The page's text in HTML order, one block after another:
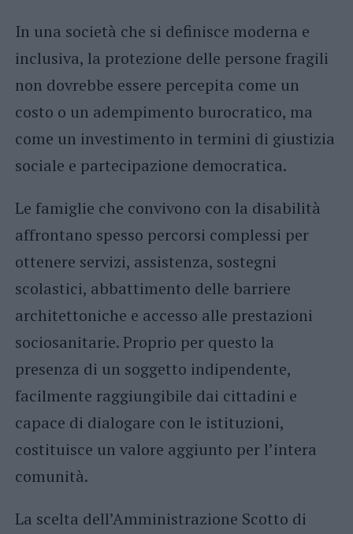
In una società che si definisce moderna e
inclusiva, la protezione delle persone fragili
non dovrebbe essere percepita come un
costo o un adempimento burocratico, ma
come un investimento in termini di giustizia
sociale e partecipazione democratica.
Le famiglie che convivono con la disabilità
affrontano spesso percorsi complessi per
ottenere servizi, assistenza, sostegni
scolastici, abbattimento delle barriere
architettoniche e accesso alle prestazioni
sociosanitarie. Proprio per questo la
presenza di un soggetto indipendente,
facilmente raggiungibile dai cittadini e
capace di dialogare con le istituzioni,
costituisce un valore aggiunto per l’intera
comunità.
La scelta dell’Amministrazione Scotto di